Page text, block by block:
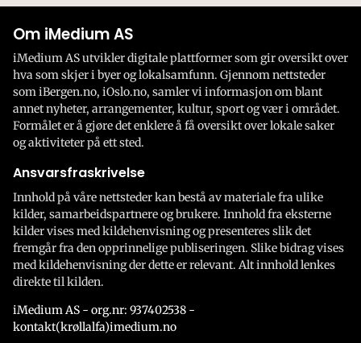
Om iMedium AS
iMedium AS utvikler digitale plattformer som gir oversikt over
hva som skjer i byer og lokalsamfunn. Gjennom nettsteder
som iBergen.no, iOslo.no, samler vi informasjon om blant
annet nyheter, arrangementer, kultur, sport og vær i området.
Formålet er å gjøre det enklere å få oversikt over lokale saker
og aktiviteter på ett sted.
Ansvarsfraskrivelse
Innhold på våre nettsteder kan bestå av materiale fra ulike
kilder, samarbeidspartnere og brukere. Innhold fra eksterne
kilder vises med kildehenvisning og presenteres slik det
fremgår fra den opprinnelige publiseringen. Slike bidrag vises
med kildehenvisning der dette er relevant. Alt innhold lenkes
direkte til kilden.
iMedium AS - org.nr: 937402538 -
kontakt(krøllalfa)imedium.no